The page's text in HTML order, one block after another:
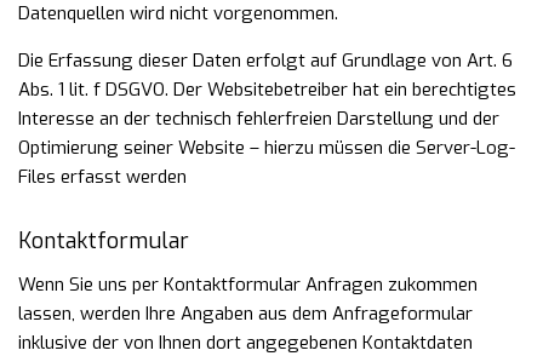
Datenquellen wird nicht vorgenommen.
Die Erfassung dieser Daten erfolgt auf Grundlage von Art. 6
Abs. 1 lit. f DSGVO. Der Websitebetreiber hat ein berechtigtes
Interesse an der technisch fehlerfreien Darstellung und der
Optimierung seiner Website – hierzu müssen die Server-Log-
Files erfasst werden
Kontaktformular
Wenn Sie uns per Kontaktformular Anfragen zukommen
lassen, werden Ihre Angaben aus dem Anfrageformular
inklusive der von Ihnen dort angegebenen Kontaktdaten